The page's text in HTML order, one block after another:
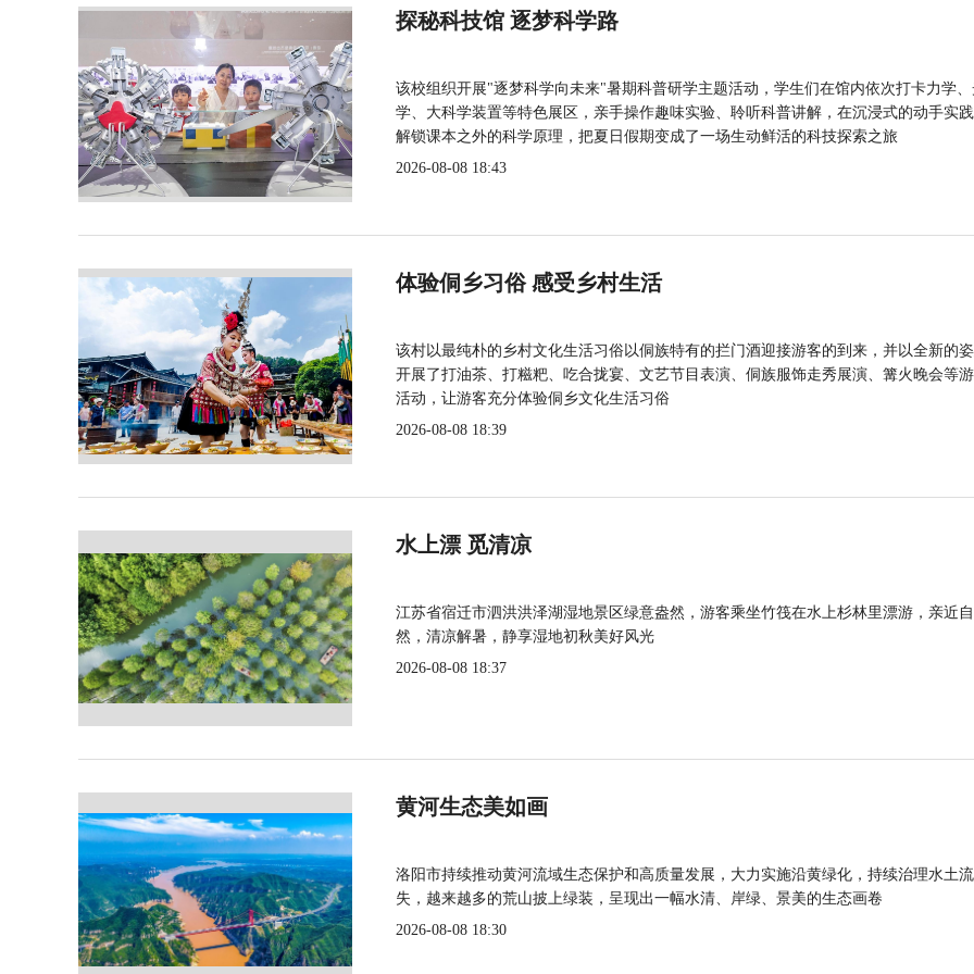
探秘科技馆 逐梦科学路
该校组织开展"逐梦科学向未来"暑期科普研学主题活动，学生们在馆内依次打卡力学
学、大科学装置等特色展区，亲手操作趣味实验、聆听科普讲解，在沉浸式的动手实
解锁课本之外的科学原理，把夏日假期变成了一场生动鲜活的科技探索之旅
2026-08-08 18:43
体验侗乡习俗 感受乡村生活
该村以最纯朴的乡村文化生活习俗以侗族特有的拦门酒迎接游客的到来，并以全新的
开展了打油茶、打糍粑、吃合拢宴、文艺节目表演、侗族服饰走秀展演、篝火晚会等
活动，让游客充分体验侗乡文化生活习俗
2026-08-08 18:39
水上漂 觅清凉
江苏省宿迁市泗洪洪泽湖湿地景区绿意盎然，游客乘坐竹筏在水上杉林里漂游，亲近自
然，清凉解暑，静享湿地初秋美好风光
2026-08-08 18:37
黄河生态美如画
洛阳市持续推动黄河流域生态保护和高质量发展，大力实施沿黄绿化，持续治理水土流
失，越来越多的荒山披上绿装，呈现出一幅水清、岸绿、景美的生态画卷
2026-08-08 18:30